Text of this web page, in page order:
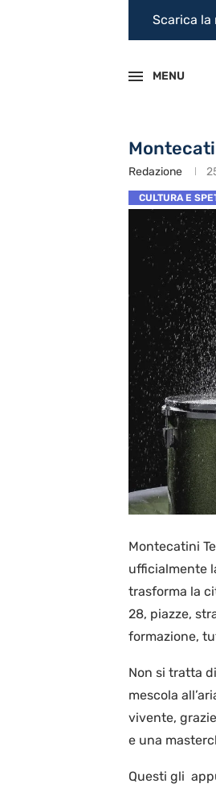
Scarica la
MENU
Redazione
CULTURA E
Montecatini
ufficialmente
trasforma la
28, piazze,
formazione,
Non si tratta
mescola
vivente,
e una
Questi gli